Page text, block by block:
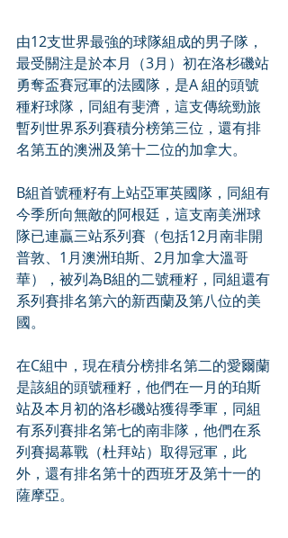
由12支世界最強的球隊組成的男子隊，
最受關注是於本月（3月）初在洛杉磯站
勇奪盃賽冠軍的法國隊，是A 組的頭號
種籽球隊，同組有斐濟，這支傳統勁旅
暫列世界系列賽積分榜第三位，還有排
名第五的澳洲及第十二位的加拿大。
B組首號種籽有上站亞軍英國隊，同組有
今季所向無敵的阿根廷，這支南美洲球
隊已連贏三站系列賽（包括12月南非開
普敦、1月澳洲珀斯、2月加拿大溫哥
華），被列為B組的二號種籽，同組還有
系列賽排名第六的新西蘭及第八位的美
國。
在C組中，現在積分榜排名第二的愛爾蘭
是該組的頭號種籽，他們在一月的珀斯
站及本月初的洛杉磯站獲得季軍，同組
有系列賽排名第七的南非隊，他們在系
列賽揭幕戰（杜拜站）取得冠軍，此
外，還有排名第十的西班牙及第十一的
薩摩亞。